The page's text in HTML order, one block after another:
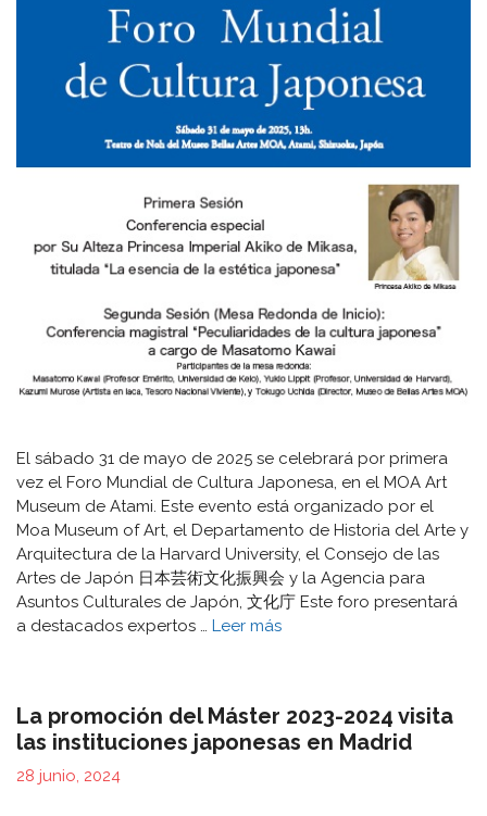
El sábado 31 de mayo de 2025 se celebrará por primera
vez el Foro Mundial de Cultura Japonesa, en el MOA Art
Museum de Atami. Este evento está organizado por el
Moa Museum of Art, el Departamento de Historia del Arte y
Arquitectura de la Harvard University, el Consejo de las
Artes de Japón 日本芸術文化振興会 y la Agencia para
Asuntos Culturales de Japón, 文化庁 Este foro presentará
a destacados expertos … Leer más
La promoción del Máster 2023-2024 visita
las instituciones japonesas en Madrid
28 junio, 2024